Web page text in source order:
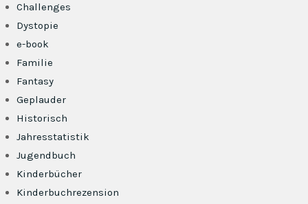
Challenges
Dystopie
e-book
Familie
Fantasy
Geplauder
Historisch
Jahresstatistik
Jugendbuch
Kinderbücher
Kinderbuchrezension